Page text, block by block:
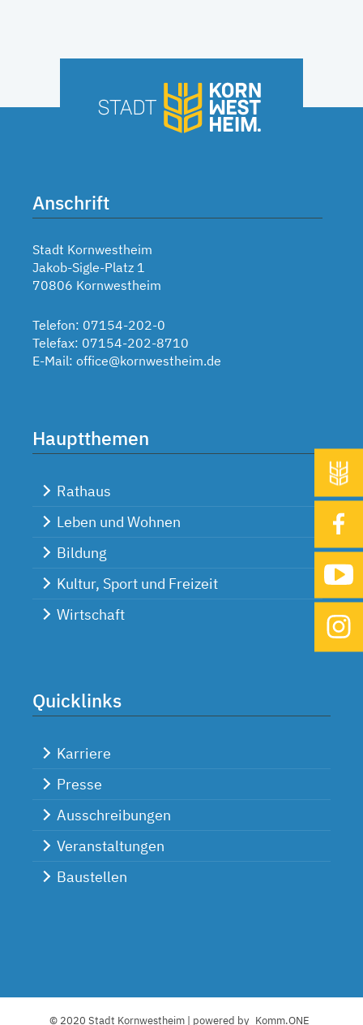
Anschrift
Stadt Kornwestheim
Jakob-Sigle-Platz 1
70806 Kornwestheim
Telefon: 07154-202-0
Telefax: 07154-202-8710
E-Mail: office@kornwestheim.de
Hauptthemen
Rathaus
Leben und Wohnen
Bildung
Kultur, Sport und Freizeit
Wirtschaft
Quicklinks
Karriere
Presse
Ausschreibungen
Veranstaltungen
Baustellen
© 2020 Stadt Kornwestheim | powered by Komm.ONE